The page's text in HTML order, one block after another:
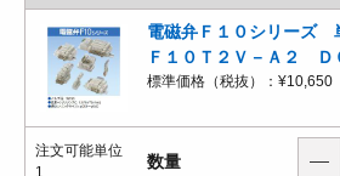
電磁弁Ｆ１０シリー
Ｆ１０Ｔ２Ｖ－Ａ２ Ｄ
標準価格（税抜）： ¥10,650
注文可能単位
1
数量